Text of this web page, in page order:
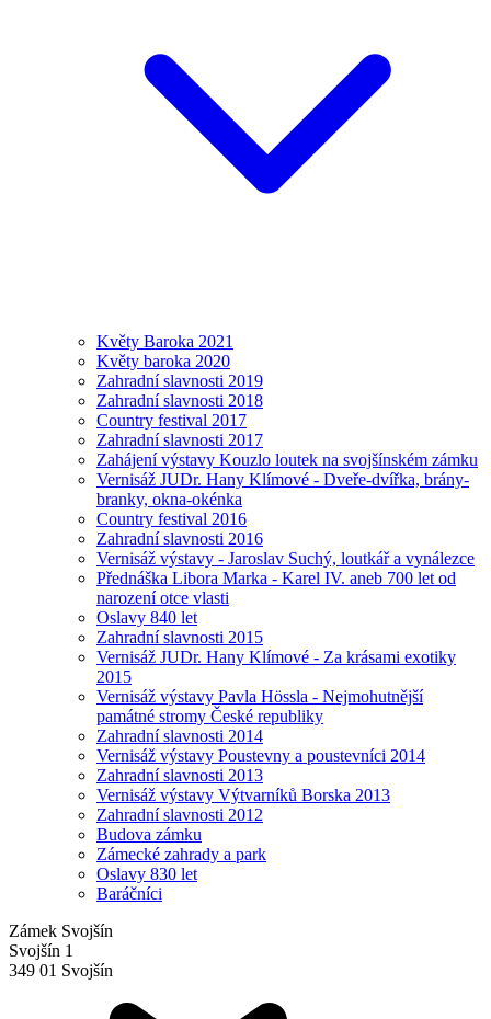
Květy Baroka 2021
Květy baroka 2020
Zahradní slavnosti 2019
Zahradní slavnosti 2018
Country festival 2017
Zahradní slavnosti 2017
Zahájení výstavy Kouzlo loutek na svojšínském zámku
Vernisáž JUDr. Hany Klímové - Dveře-dvířka, brány-
branky, okna-okénka
Country festival 2016
Zahradní slavnosti 2016
Vernisáž výstavy - Jaroslav Suchý, loutkář a vynálezce
Přednáška Libora Marka - Karel IV. aneb 700 let od
narození otce vlasti
Oslavy 840 let
Zahradní slavnosti 2015
Vernisáž JUDr. Hany Klímové - Za krásami exotiky
2015
Vernisáž výstavy Pavla Hössla - Nejmohutnější
památné stromy České republiky
Zahradní slavnosti 2014
Vernisáž výstavy Poustevny a poustevníci 2014
Zahradní slavnosti 2013
Vernisáž výstavy Výtvarníků Borska 2013
Zahradní slavnosti 2012
Budova zámku
Zámecké zahrady a park
Oslavy 830 let
Baráčníci
Zámek Svojšín
Svojšín 1
349 01 Svojšín